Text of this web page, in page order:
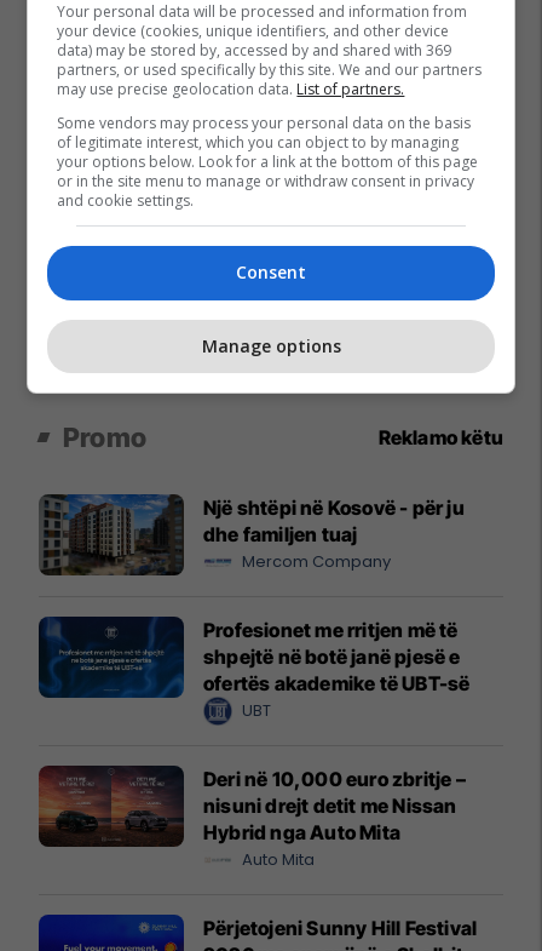
Promo Reklamo këtu
Një shtëpi në Kosovë - për ju
dhe familjen tuaj
Mercom Company
Profesionet me rritjen më të
shpejtë në botë janë pjesë e
ofertës akademike të UBT-së
UBT
Deri në 10,000 euro zbritje –
nisuni drejt detit me Nissan
Hybrid nga Auto Mita
Auto Mita
Përjetojeni Sunny Hill Festival
Your personal data will be processed and information from
your device (cookies, unique identifiers, and other device
data) may be stored by, accessed by and shared with 369
partners, or used specifically by this site. We and our partners
may use precise geolocation data. List of partners.
Some vendors may process your personal data on the basis
of legitimate interest, which you can object to by managing
your options below. Look for a link at the bottom of this page
or in the site menu to manage or withdraw consent in privacy
and cookie settings.
Consent
Manage options